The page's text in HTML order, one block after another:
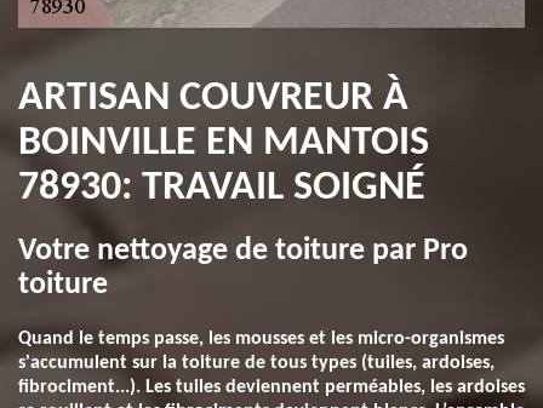
ARTISAN COUVREUR À
BOINVILLE EN MANTOIS
78930: TRAVAIL SOIGNÉ
Votre nettoyage de toiture par Pro
toiture
Quand le temps passe, les mousses et les micro-organismes
s'accumulent sur la toiture de tous types (tuiles, ardoises,
fibrociment...). Les tuiles deviennent perméables, les ardoises